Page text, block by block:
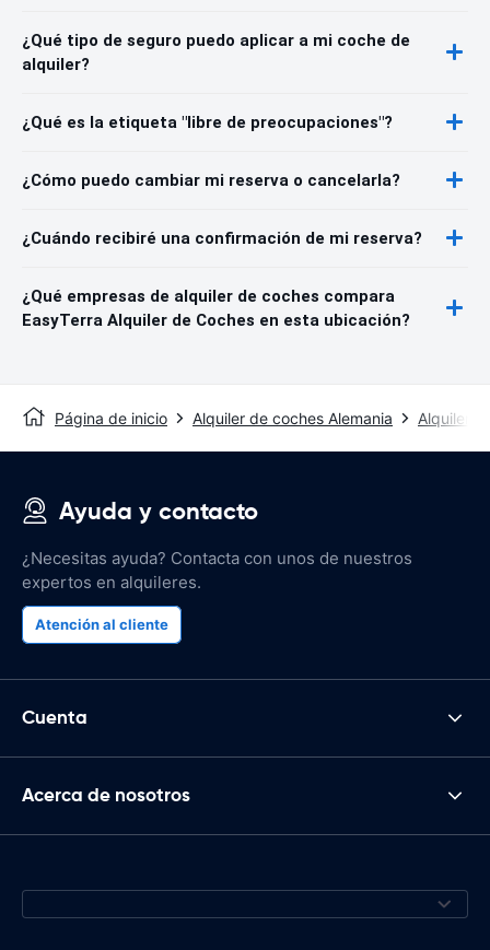
¿Qué tipo de seguro puedo aplicar a mi coche de
alquiler?
¿Qué es la etiqueta "libre de preocupaciones"?
¿Cómo puedo cambiar mi reserva o cancelarla?
¿Cuándo recibiré una confirmación de mi reserva?
¿Qué empresas de alquiler de coches compara
EasyTerra Alquiler de Coches en esta ubicación?
Página de inicio Alquiler de coches Alemania Alquiler
Ayuda y contacto
¿Necesitas ayuda? Contacta con unos de nuestros
expertos en alquileres.
Atención al cliente
Cuenta
Acerca de nosotros